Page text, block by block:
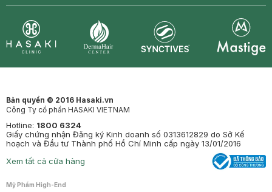
Bản quyền © 2016 Hasaki.vn
Công Ty cổ phần HASAKI VIETNAM
Hotline: 1800 6324
Giấy chứng nhận Đăng ký Kinh doanh số 0313612829 do Sở Kế
hoạch và Đầu tư Thành phố Hồ Chí Minh cấp ngày 13/01/2016
Xem tất cả cửa hàng
Mỹ Phẩm High-End